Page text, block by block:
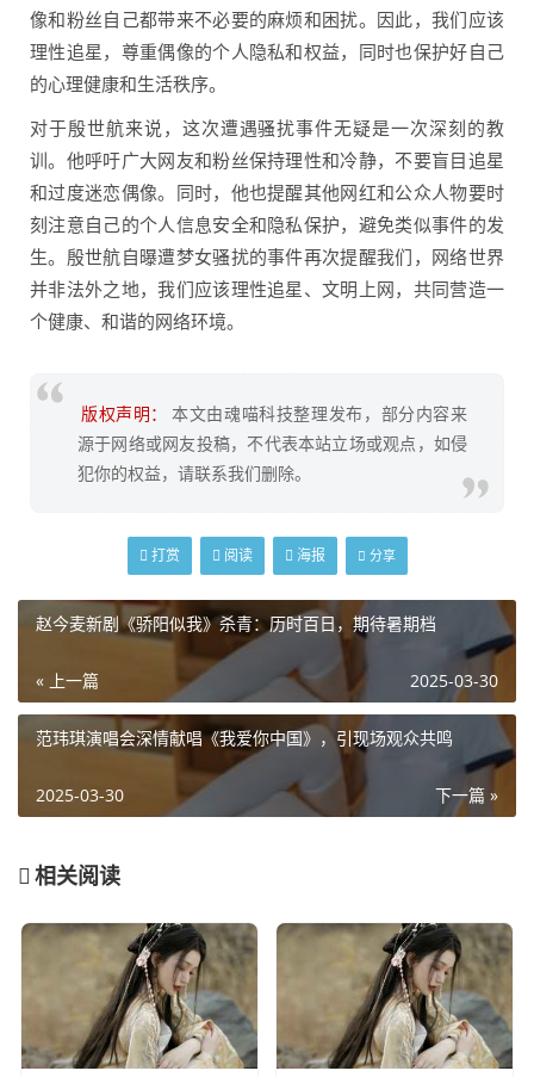
像和粉丝自己都带来不必要的麻烦和困扰。因此，我们应该
理性追星，尊重偶像的个人隐私和权益，同时也保护好自己
的心理健康和生活秩序。
对于殷世航来说，这次遭遇骚扰事件无疑是一次深刻的教
训。他呼吁广大网友和粉丝保持理性和冷静，不要盲目追星
和过度迷恋偶像。同时，他也提醒其他网红和公众人物要时
刻注意自己的个人信息安全和隐私保护，避免类似事件的发
生。殷世航自曝遭梦女骚扰的事件再次提醒我们，网络世界
并非法外之地，我们应该理性追星、文明上网，共同营造一
个健康、和谐的网络环境。
版权声明：
本文由魂喵科技整理发布，部分内容来
源于网络或网友投稿，不代表本站立场或观点，如侵
犯你的权益，请联系我们删除。
打赏 阅读 海报 分享
赵今麦新剧《骄阳似我》杀青：历时百日，期待暑期档
« 上一篇 2025-03-30
范玮琪演唱会深情献唱《我爱你中国》，引现场观众共鸣
下一篇 »
2025-03-30
相关阅读